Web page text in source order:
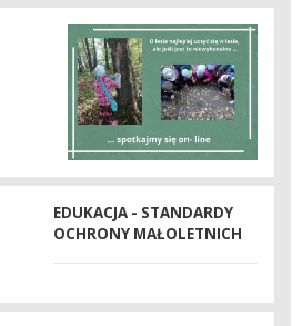
EDUKACJA - STANDARDY
OCHRONY MAŁOLETNICH